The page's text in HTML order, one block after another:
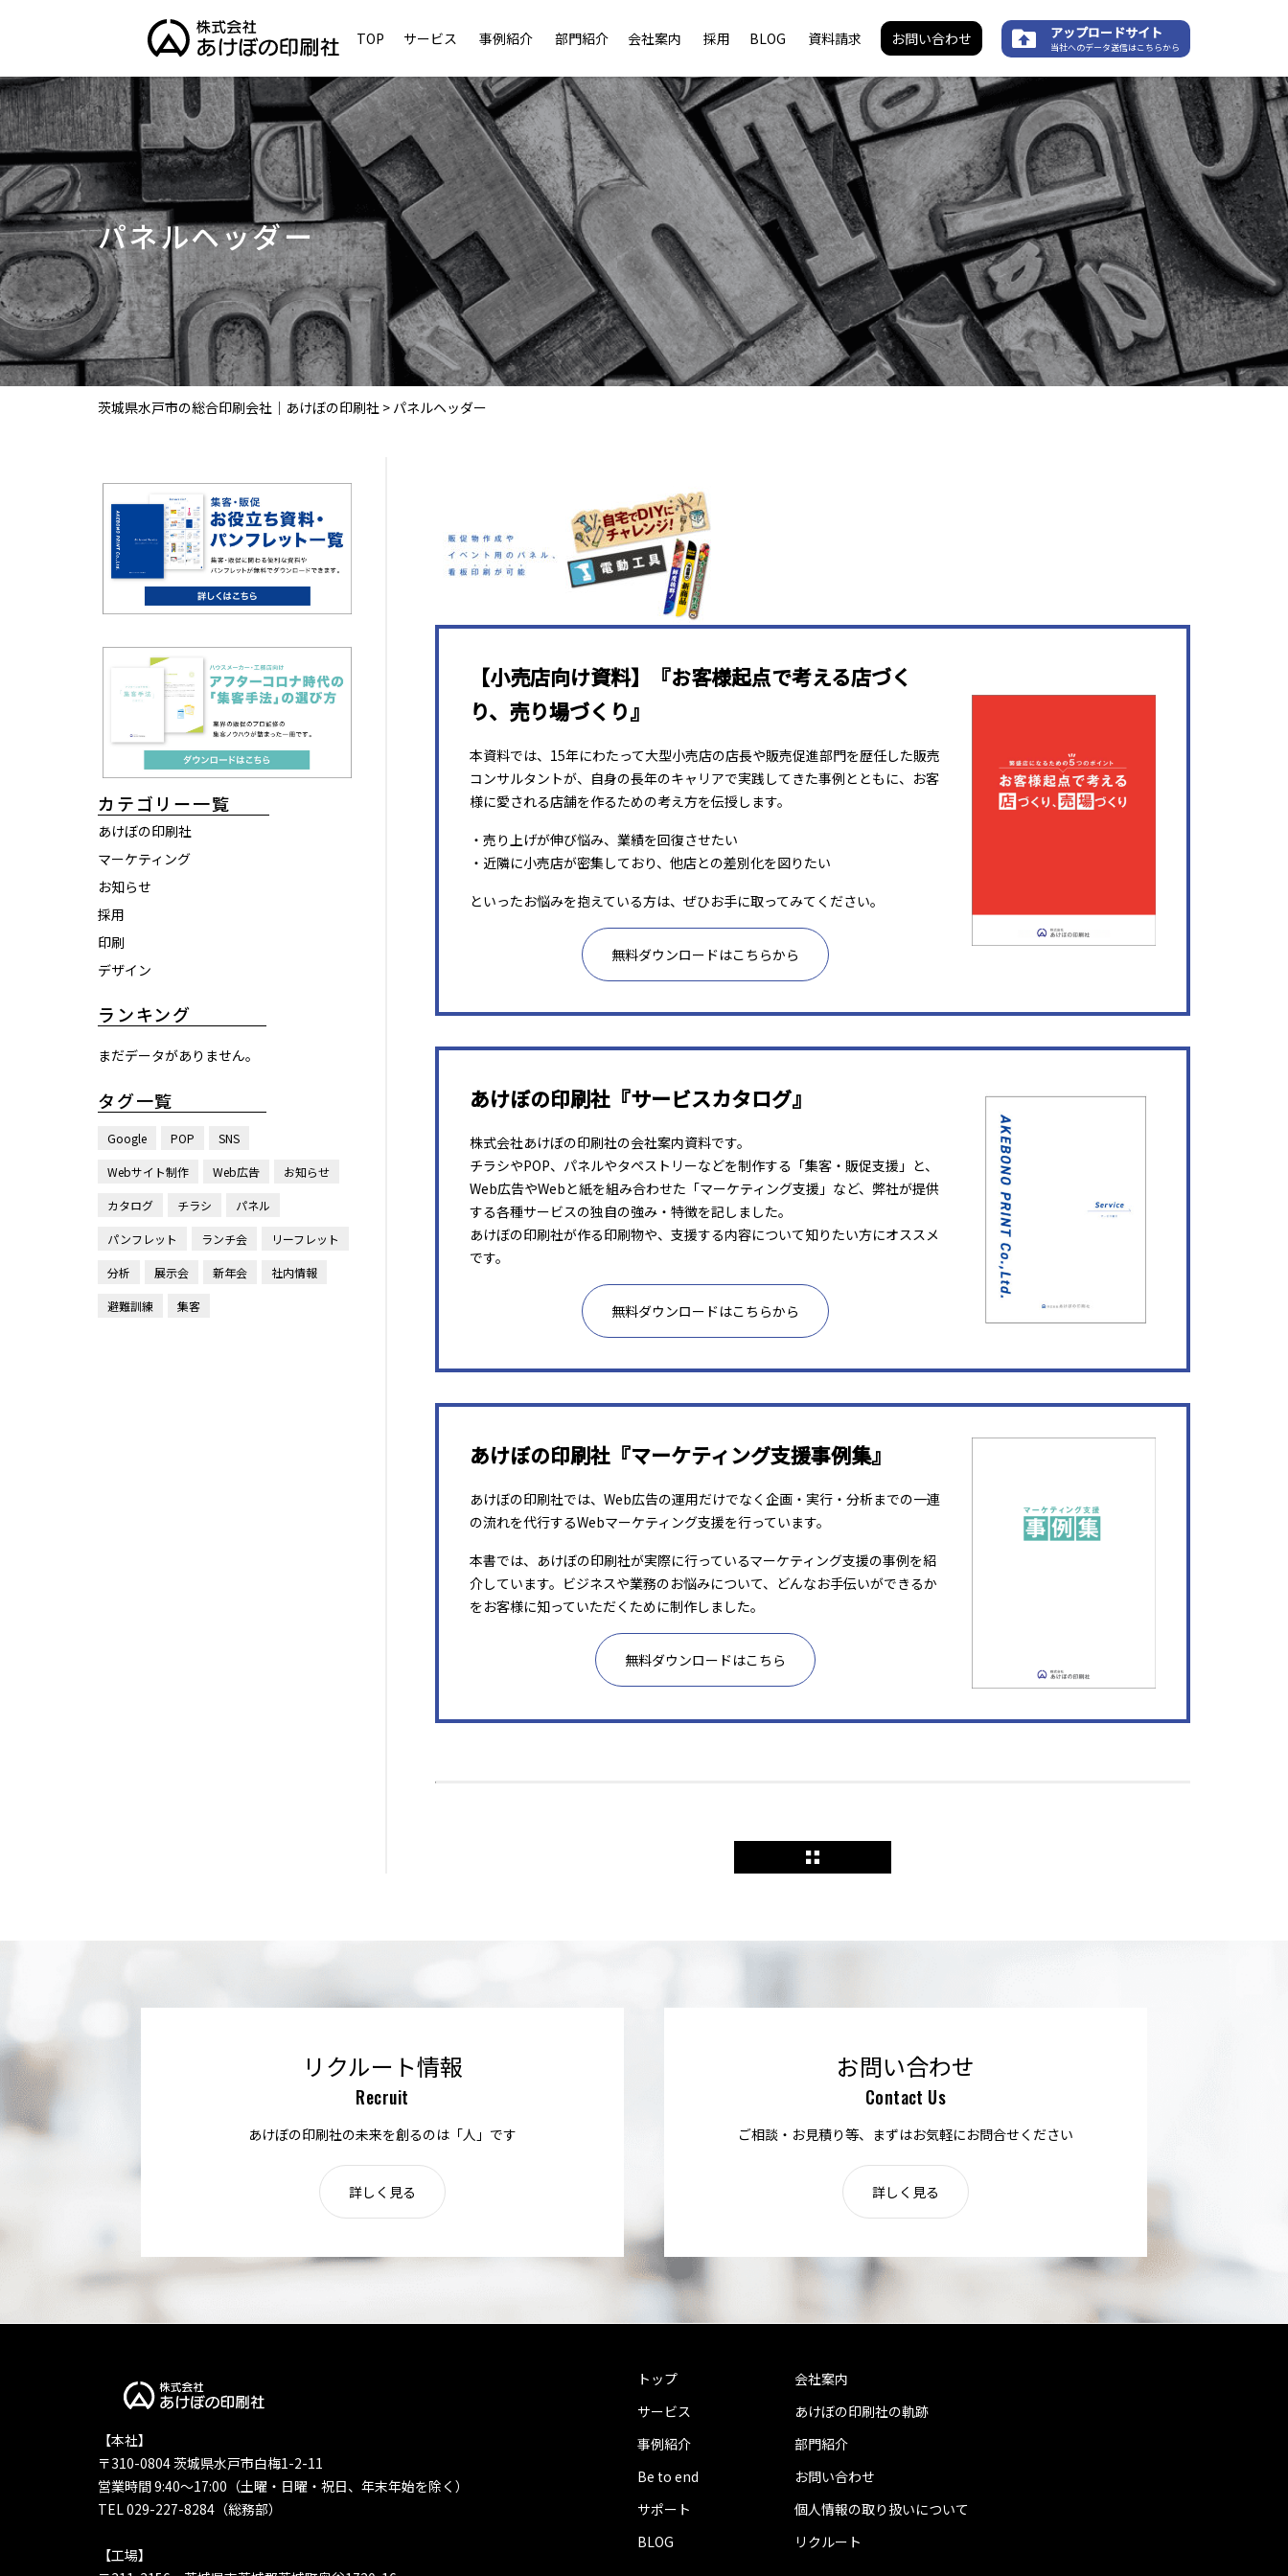
TOP サービス 事例紹介 部門紹介 会社案内 採用 BLOG 資料請求 お問い合わせ アップロードサイト
当社へのデータ送信はこちらから
パネルヘッダー
茨城県水戸市の総合印刷会社｜あけぼの印刷社 > パネルヘッダー
カテゴリー一覧
あけぼの印刷社
マーケティング
お知らせ
採用
印刷
デザイン
ランキング
まだデータがありません。
タグ一覧
Google POP SNS
Webサイト制作 Web広告 お知らせ
カタログ チラシ パネル
パンフレット ランチ会 リーフレット
分析 展示会 新年会 社内情報
避難訓練 集客
【小売店向け資料】『お客様起点で考える店づく
り、売り場づくり』
本資料では、15年にわたって大型小売店の店長や販売促進部門を歴任した販売
コンサルタントが、自身の長年のキャリアで実践してきた事例とともに、お客
様に愛される店舗を作るための考え方を伝授します。
・売り上げが伸び悩み、業績を回復させたい
・近隣に小売店が密集しており、他店との差別化を図りたい
といったお悩みを抱えている方は、ぜひお手に取ってみてください。
無料ダウンロードはこちらから
あけぼの印刷社『サービスカタログ』
株式会社あけぼの印刷社の会社案内資料です。
チラシやPOP、パネルやタペストリーなどを制作する「集客・販促支援」と、
Web広告やWebと紙を組み合わせた「マーケティング支援」など、弊社が提供
する各種サービスの独自の強み・特徴を記しました。
あけぼの印刷社が作る印刷物や、支援する内容について知りたい方にオススメ
です。
無料ダウンロードはこちらから
あけぼの印刷社『マーケティング支援事例集』
あけぼの印刷社では、Web広告の運用だけでなく企画・実行・分析までの一連
の流れを代行するWebマーケティング支援を行っています。
本書では、あけぼの印刷社が実際に行っているマーケティング支援の事例を紹
介しています。ビジネスや業務のお悩みについて、どんなお手伝いができるか
をお客様に知っていただくために制作しました。
無料ダウンロードはこちら
リクルート情報
Recruit
あけぼの印刷社の未来を創るのは「人」です
詳しく見る
お問い合わせ
Contact Us
ご相談・お見積り等、まずはお気軽にお問合せください
詳しく見る
【本社】
〒310-0804 茨城県水戸市白梅1-2-11
営業時間 9:40〜17:00（土曜・日曜・祝日、年末年始を除く）
TEL 029-227-8284（総務部）
【工場】
トップ
サービス
事例紹介
Be to end
サポート
BLOG
会社案内
あけぼの印刷社の軌跡
部門紹介
お問い合わせ
個人情報の取り扱いについて
リクルート